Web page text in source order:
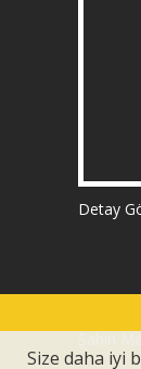
Detay
Size daha iyi